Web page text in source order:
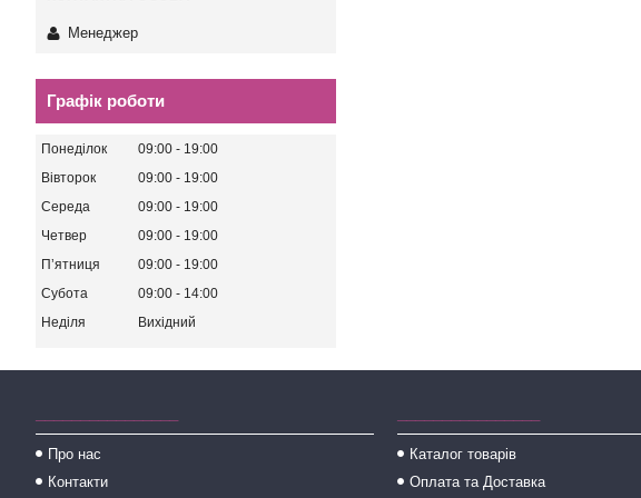
Менеджер
Графік роботи
Понеділок 09:00
19:00
Вівторок
09:00
19:00
Середа
09:00
19:00
Четвер
09:00
19:00
Пʼятниця
09:00
19:00
Субота
09:00
14:00
Неділя
Вихідний
Про нас
Контакти
Каталог товарів
Оплата та Доставка